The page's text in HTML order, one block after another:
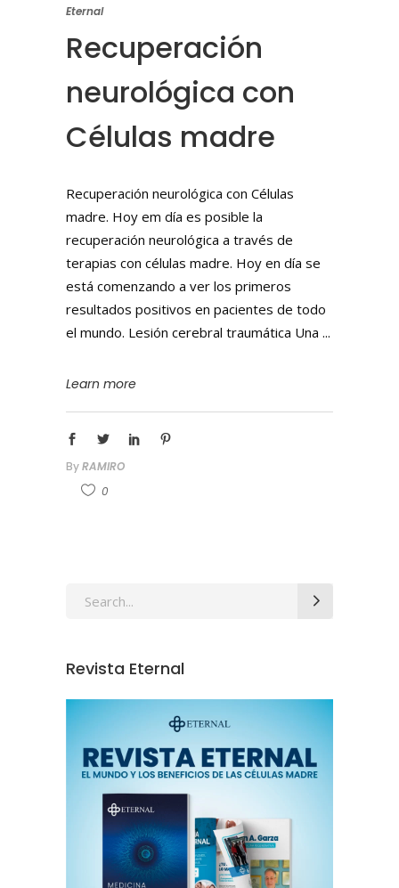
Eternal
Recuperación
neurológica con
Células madre
Recuperación neurológica con Células
madre. Hoy em día es posible la
recuperación neurológica a través de
terapias con células madre. Hoy en día se
está comenzando a ver los primeros
resultados positivos en pacientes de todo
el mundo. Lesión cerebral traumática Una
Learn more
ByRAMIRO
0
Revista Eternal